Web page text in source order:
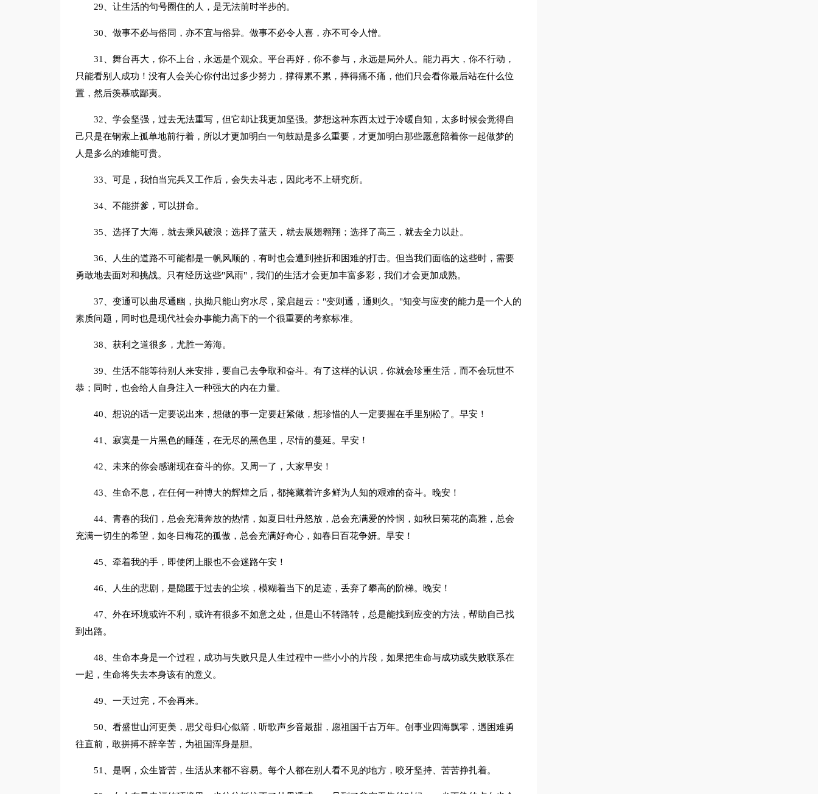
29、让生活的句号圈住的人，是无法前时半步的。
30、做事不必与俗同，亦不宜与俗异。做事不必令人喜，亦不可令人憎。
31、舞台再大，你不上台，永远是个观众。平台再好，你不参与，永远是局外人。能力再大，你不行动，
只能看别人成功！没有人会关心你付出过多少努力，撑得累不累，摔得痛不痛，他们只会看你最后站在什么位
置，然后羡慕或鄙夷。
32、学会坚强，过去无法重写，但它却让我更加坚强。梦想这种东西太过于冷暖自知，太多时候会觉得自
己只是在钢索上孤单地前行着，所以才更加明白一句鼓励是多么重要，才更加明白那些愿意陪着你一起做梦的
人是多么的难能可贵。
33、可是，我怕当完兵又工作后，会失去斗志，因此考不上研究所。
34、不能拼爹，可以拼命。
35、选择了大海，就去乘风破浪；选择了蓝天，就去展翅翱翔；选择了高三，就去全力以赴。
36、人生的道路不可能都是一帆风顺的，有时也会遭到挫折和困难的打击。但当我们面临的这些时，需要
勇敢地去面对和挑战。只有经历这些"风雨"，我们的生活才会更加丰富多彩，我们才会更加成熟。
37、变通可以曲尽通幽，执拗只能山穷水尽，梁启超云："变则通，通则久。"知变与应变的能力是一个人的
素质问题，同时也是现代社会办事能力高下的一个很重要的考察标准。
38、获利之道很多，尤胜一筹海。
39、生活不能等待别人来安排，要自己去争取和奋斗。有了这样的认识，你就会珍重生活，而不会玩世不
恭；同时，也会给人自身注入一种强大的内在力量。
40、想说的话一定要说出来，想做的事一定要赶紧做，想珍惜的人一定要握在手里别松了。早安！
41、寂寞是一片黑色的睡莲，在无尽的黑色里，尽情的蔓延。早安！
42、未来的你会感谢现在奋斗的你。又周一了，大家早安！
43、生命不息，在任何一种博大的辉煌之后，都掩藏着许多鲜为人知的艰难的奋斗。晚安！
44、青春的我们，总会充满奔放的热情，如夏日牡丹怒放，总会充满爱的怜悯，如秋日菊花的高雅，总会
充满一切生的希望，如冬日梅花的孤傲，总会充满好奇心，如春日百花争妍。早安！
45、牵着我的手，即使闭上眼也不会迷路午安！
46、人生的悲剧，是隐匿于过去的尘埃，模糊着当下的足迹，丢弃了攀高的阶梯。晚安！
47、外在环境或许不利，或许有很多不如意之处，但是山不转路转，总是能找到应变的方法，帮助自己找
到出路。
48、生命本身是一个过程，成功与失败只是人生过程中一些小小的片段，如果把生命与成功或失败联系在
一起，生命将失去本身该有的意义。
49、一天过完，不会再来。
50、看盛世山河更美，思父母归心似箭，听歌声乡音最甜，愿祖国千古万年。创事业四海飘零，遇困难勇
往直前，敢拼搏不辞辛苦，为祖国浑身是胆。
51、是啊，众生皆苦，生活从来都不容易。每个人都在别人看不见的地方，咬牙坚持、苦苦挣扎着。